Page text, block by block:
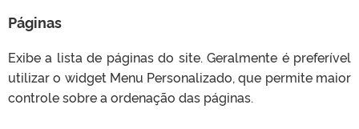
Páginas
Exibe a lista de páginas do site. Geralmente é preferível
utilizar o widget Menu Personalizado, que permite maior
controle sobre a ordenação das páginas.